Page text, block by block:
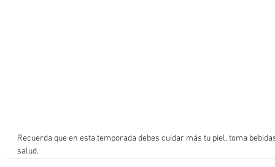
Recuerda que en esta temporada debes cuidar más tu piel, toma
salud.